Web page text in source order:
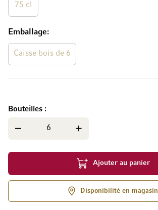
75 cl
Emballage
Caisse bois de 6
Bouteilles
Ajouter au panier
Disponibilité en magasin